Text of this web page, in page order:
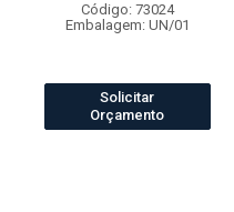
Código: 73024
Embalagem: UN/01
Solicitar
Orçamento